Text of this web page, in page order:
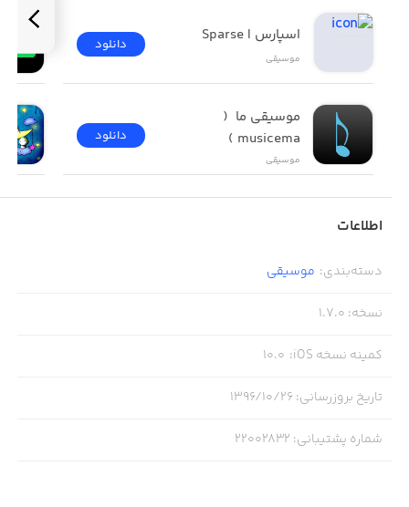
اسپارس | Sparse
موسیقی
دانلود
musicema )
موسیقی
دانلود
اطلاعات
دسته‌بندی: موسیقی
نسخه:
1.7.0
کمینه نسخه iOS :
10.0
تاریخ بروزرسانی: ۱۳۹۶/۱۰/۲۶
شماره پشتیبانی:
22002832